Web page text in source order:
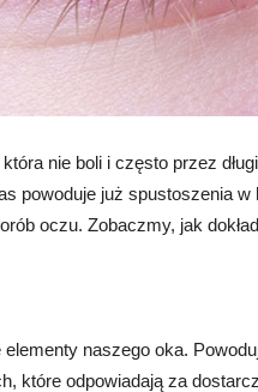
nie boli i często przez
powoduje już spustoszenia
oczu. Zobaczmy, jak
elementy naszego oka.
które odpowiadają za